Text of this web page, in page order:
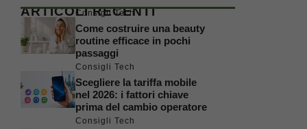
ARTICOLI RECENTI
Consigli Tech
Come costruire una beauty
routine efficace in pochi
passaggi
Consigli Tech
Scegliere la tariffa mobile
nel 2026: i fattori chiave
prima del cambio operatore
Consigli Tech